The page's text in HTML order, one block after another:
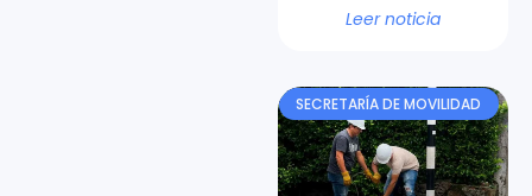
Leer noticia
SECRETARÍA DE MOVILIDAD